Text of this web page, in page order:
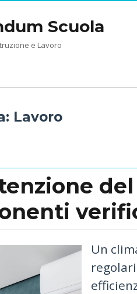
Scuola
e Lavoro
Lavoro
Un